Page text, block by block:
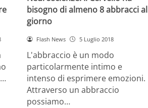
bisogno di almeno 8 abbracci al
giorno
Flash News 5 Luglio 2018
L'abbraccio è un modo
particolarmente intimo e
intenso di esprimere emozioni.
Attraverso un abbraccio
possiamo…